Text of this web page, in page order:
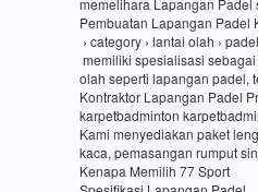
memelihara Lapangan Padel
Pembuatan Lapangan Padel
› category › lantai olah › padel
memiliki spesialisasi
olah seperti lapangan padel,
Kontraktor Lapangan Padel
karpetbadminton
Kami menyediakan paket
kaca, pemasangan rumput
Kenapa Memilih 77 Sport